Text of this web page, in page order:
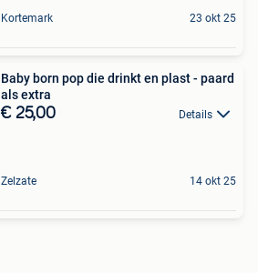
Kortemark 23 okt 25
Baby born pop die drinkt en plast - paard
als extra
€ 25,00 Details
Zelzate 14 okt 25